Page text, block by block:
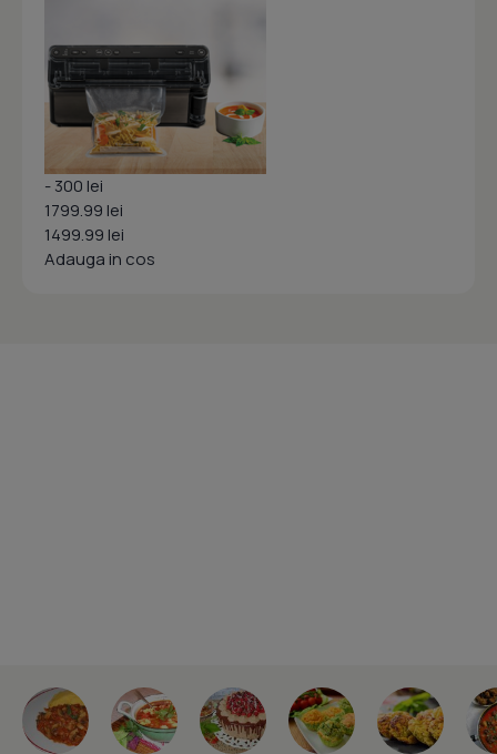
- 300 lei
1799.99 lei
1499.99 lei
Adauga in cos